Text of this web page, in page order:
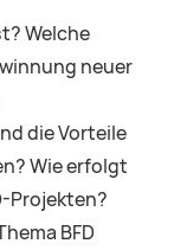
Welche
neuer
die Vorteile
Wie erfolgt
Projekten?
BFD